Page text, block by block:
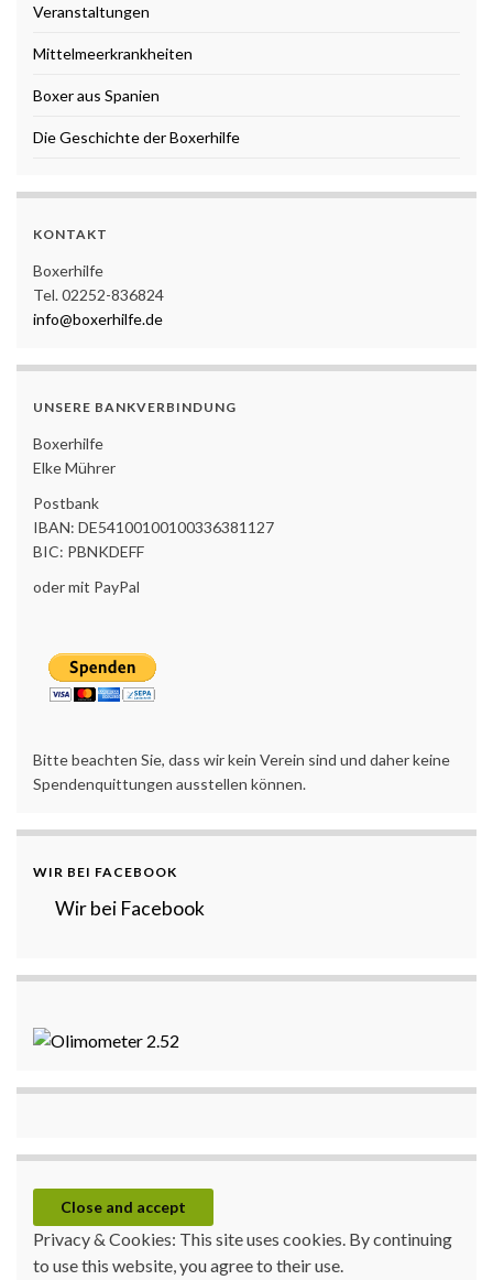
Veranstaltungen
Mittelmeerkrankheiten
Boxer aus Spanien
Die Geschichte der Boxerhilfe
KONTAKT
Boxerhilfe
Tel. 02252-836824
info@boxerhilfe.de
UNSERE BANKVERBINDUNG
Boxerhilfe
Elke Mührer
Postbank
IBAN: DE54100100100336381127
BIC: PBNKDEFF
oder mit PayPal
Bitte beachten Sie, dass wir kein Verein sind und daher keine
Spendenquittungen ausstellen können.
WIR BEI FACEBOOK
Wir bei Facebook
Privacy & Cookies: This site uses cookies. By continuing
to use this website, you agree to their use.